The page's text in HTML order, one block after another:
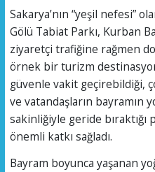
Sakarya’nın “yeşil nefesi”
Gölü Tabiat Parkı, Kurban
ziyaretçi trafiğine rağmen
örnek bir turizm
güvenle vakit geçirebildiği,
ve vatandaşların bayramın
sakinliğiyle geride
önemli katkı sağladı.
Bayram boyunca yaşanan